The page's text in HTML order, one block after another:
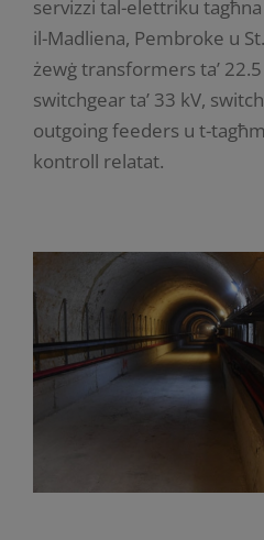
servizzi tal-elettriku
il-Madliena, Pembroke u
żewġ transformers ta’
switchgear ta’ 33 kV,
outgoing feeders u t-
kontroll relatat.